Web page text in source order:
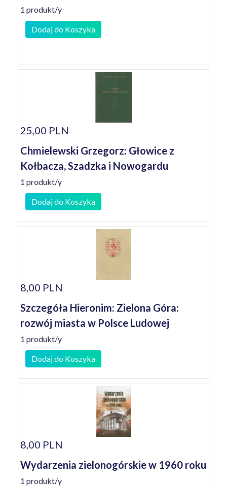
1 produkt/y
Dodaj do Koszyka
25,00 PLN
Chmielewski Grzegorz: Głowice z
Kołbacza, Szadzka i Nowogardu
1 produkt/y
Dodaj do Koszyka
8,00 PLN
Szczegóła Hieronim: Zielona Góra:
rozwój miasta w Polsce Ludowej
1 produkt/y
Dodaj do Koszyka
8,00 PLN
Wydarzenia zielonogórskie w 1960 roku
1 produkt/y